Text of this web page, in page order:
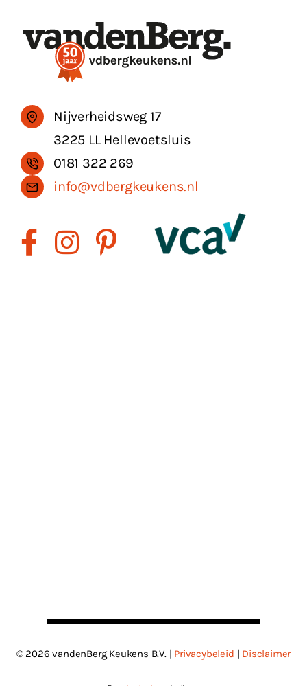
Nijverheidsweg 17
3225 LL Hellevoetsluis
0181 322 269
info@vdbergkeukens.nl
© 2026 vandenBerg Keukens B.V. | Privacybeleid Disclaimer